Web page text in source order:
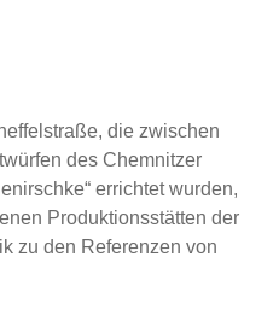
die zwischen
des Chemnitzer
errichtet wurden,
Produktionsstätten der
zu den Referenzen von